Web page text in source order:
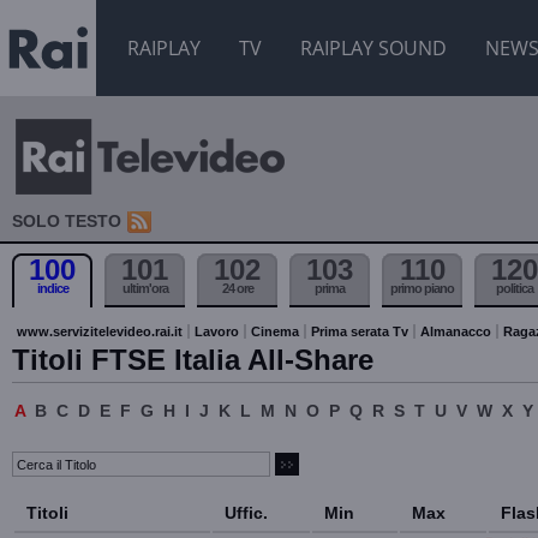
RAIPLAY TV RAIPLAY SOUND NEWS
SOLO TESTO
100
indice
101
ultim'ora
102
24 ore
103
prima
110
primo piano
120
politica
www.servizitelevideo.rai.it Lavoro Cinema Prima serata Tv Almanacco
Titoli FTSE Italia All-Share
A B C D E F G H I J K L M N O P Q R S T U V W X Y
Titoli Uffic. Min Max